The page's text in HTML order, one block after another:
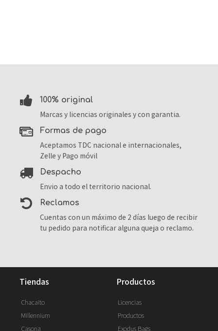
100% original
Marcas y licencias originales y con garantia.
formas de pago
Aceptamos TDC nacional e internacionales,
Zelle y Pago móvil
despacho
Envio a todo el territorio nacional.
reclamos
Cuentas con un máximo de 2 días luego de recibir
tu pedido para notificar alguna queja o reclamo.
tiendas
Chacaito
Millennium
Casona
productos
Licencias
Productos
Exodus Bags